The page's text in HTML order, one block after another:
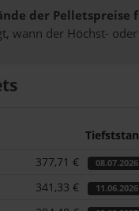
der Pelletspreise
wann der Höchst-
377,71 € 08.07.2026
341,33 € 11.06.2026